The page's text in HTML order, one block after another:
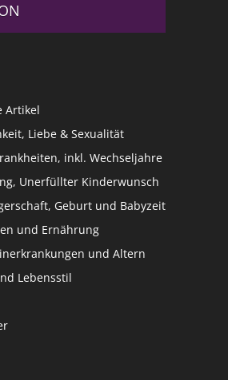
Artikel
Liebe & Sexualität
inkl. Wechseljahre
Unerfüllter Kinderwunsch
Geburt und Babyzeit
und Ernährung
und Altern
Lebensstil